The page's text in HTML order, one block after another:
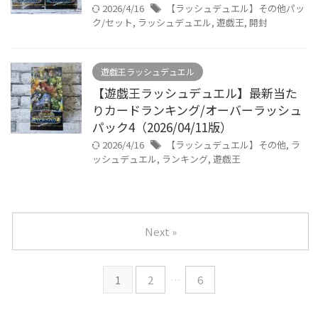
2026/4/16
【ラッシュデュエル】その他パッ
ク/セット, ラッシュデュエル, 遊戯王, 開封
遊戯王ラッシュデュエル
【遊戯王ラッシュデュエル】最新当た
りカードランキング/オーバーラッシュ
パック4（2026/04/11版）
2026/4/16 【ラッシュデュエル】その他, ラ
ッシュデュエル, ランキング, 遊戯王
1 2 … 6
Next »